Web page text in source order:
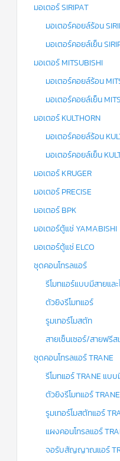
มอเตอร์ SIRIPAT
มอเตอร์คอยล์ร้อน
มอเตอร์คอยล์เย็น
มอเตอร์ MITSUBISHI
มอเตอร์คอยล์ร้อน
มอเตอร์คอยล์เย็น
มอเตอร์ KULTHORN
มอเตอร์คอยล์ร้อน
มอเตอร์คอยล์เย็น
มอเตอร์ KRUGER
มอเตอร์ PRECISE
มอเตอร์ BPK
มอเตอร์ตู้แช่ YAMABISHI
มอเตอร์ตู้แช่ ELCO
ชุดคอนโทรลแอร์
รีโมทแอร์แบบมีสายและ
ตัวยิงรีโมทแอร์
รูมเทอร์โมสตัท
สายเซ็นเซอร์/สายฟรีส
ชุดคอนโทรลแอร์ TRANE
รีโมทแอร์ TRANE แบบ
ตัวยิงรีโมทแอร์ TRANE
รูมเทอร์โมสตัทแอร์
แผงคอนโทรลแอร์
จอรับสัญญาณแอร์